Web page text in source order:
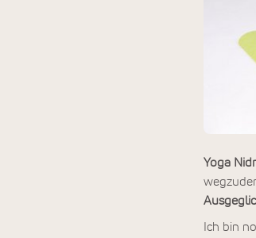
Yoga
Ich bin